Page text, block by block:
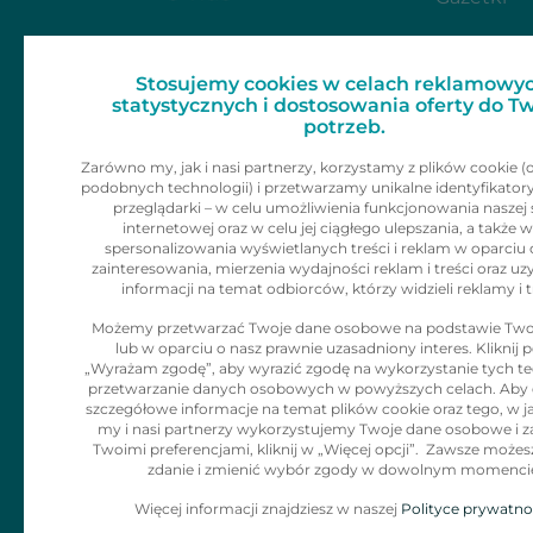
Stosujemy cookies w celach
statystycznych i dostosowania oferty do
potrzeb.
Zarówno my, jak i nasi partnerzy, korzystamy z plików cookie
podobnych technologii) i przetwarzamy unikalne
przeglądarki – w celu umożliwienia funkcjonowania naszej
internetowej oraz w celu jej ciągłego ulepszania, a także
spersonalizowania wyświetlanych treści i reklam w oparciu
zainteresowania, mierzenia wydajności reklam i treści oraz
informacji na temat odbiorców, którzy widzieli reklamy i
Możemy przetwarzać Twoje dane osobowe na podstawie
lub w oparciu o nasz prawnie uzasadniony interes. Kliknij
„Wyrażam zgodę”, aby wyrazić zgodę na wykorzystanie tych
przetwarzanie danych osobowych w powyższych celach.
szczegółowe informacje na temat plików cookie oraz tego, w
my i nasi partnerzy wykorzystujemy Twoje dane osobowe i
Twoimi preferencjami, kliknij w „Więcej opcji”. Zawsze
zdanie i zmienić wybór zgody w dowolnym
Więcej informacji znajdziesz w naszej Polityce
Kariera
Kontakt
Informacje dla
klienta
Polityka Cookies
Klauzula
Informacyjna dla
adresatów
korespodencji
Zgłaszanie